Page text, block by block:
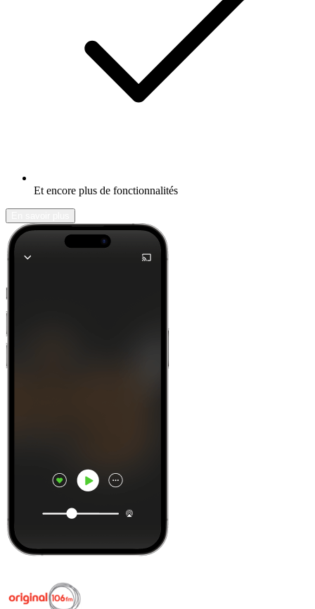
Et encore plus de fonctionnalités